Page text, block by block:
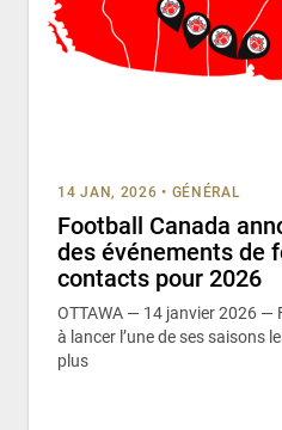
14 JAN, 2026 • GÉNÉRAL
Football Canada
des événements de
contacts pour 2026
OTTAWA — 14 janvier 2026 —
à lancer l’une de ses saisons
plus